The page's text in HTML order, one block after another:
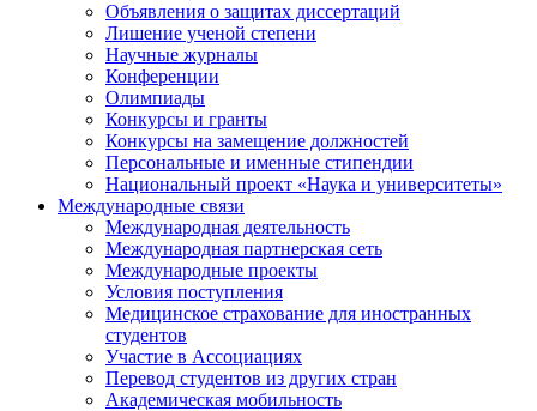
Объявления о защитах диссертаций
Лишение ученой степени
Научные журналы
Конференции
Олимпиады
Конкурсы и гранты
Конкурсы на замещение должностей
Персональные и именные стипендии
Национальный проект «Наука и университеты»
Международные связи
Международная деятельность
Международная партнерская сеть
Международные проекты
Условия поступления
Медицинское страхование для иностранных
студентов
Участие в Ассоциациях
Перевод студентов из других стран
Академическая мобильность